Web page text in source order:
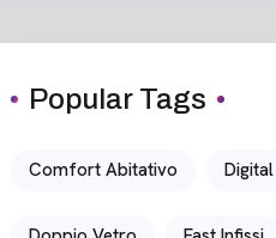
Popular Tags
Comfort Abitativo Digital